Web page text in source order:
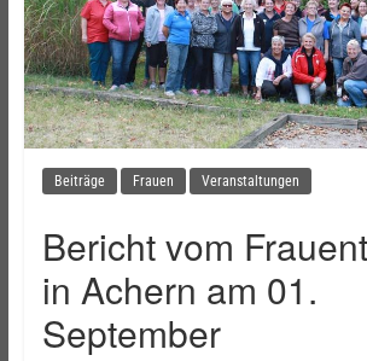
Beiträge Frauen Veranstaltungen
Bericht vom
in Achern am 01.
September